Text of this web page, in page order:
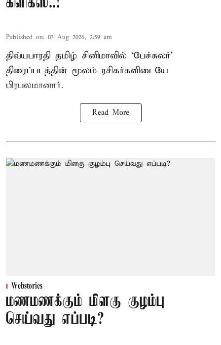
Published on: 03 Aug 2026, 2:59 am
திவ்யபாரதி தமிழ் சினிமாவில் ‘பேச்சுலர்’
திரைப்படத்தின் மூலம் ரசிகர்களிடையே
பிரபலமானார்.
Read More
Webstories
மணமணக்கும் மிளகு குழம்பு
செய்வது எப்படி?